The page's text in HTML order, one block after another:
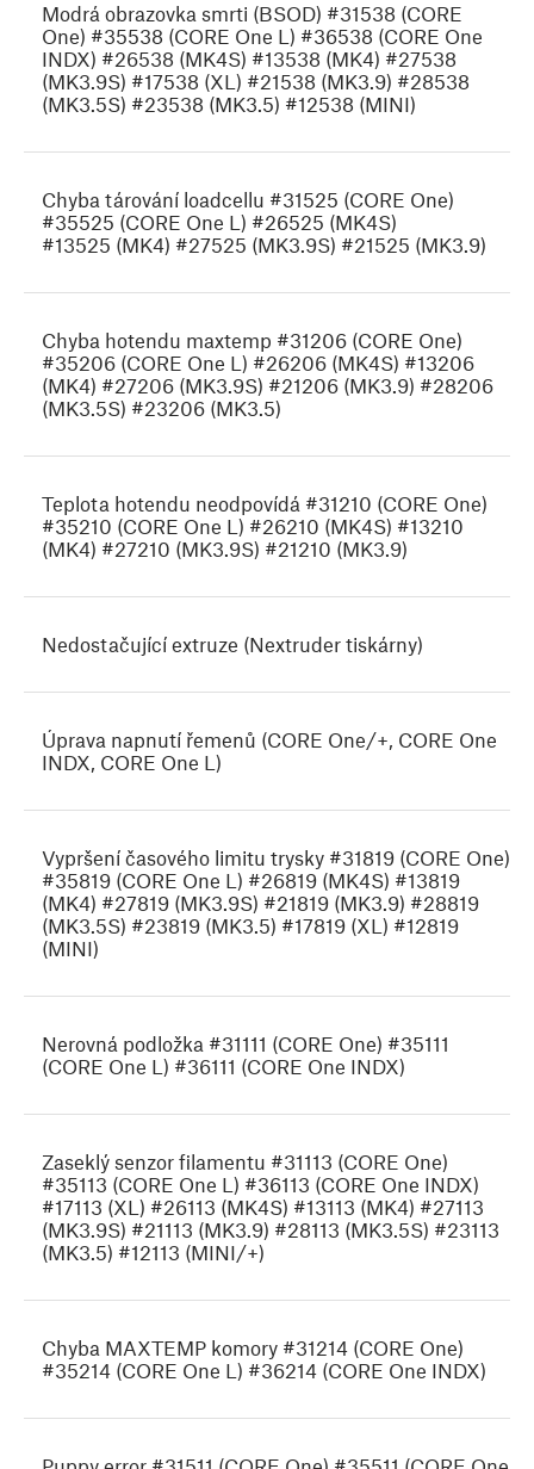
Modrá obrazovka smrti (BSOD) #31538 (CORE
One) #35538 (CORE One L) #36538 (CORE One
INDX) #26538 (MK4S) #13538 (MK4) #27538
(MK3.9S) #17538 (XL) #21538 (MK3.9) #28538
(MK3.5S) #23538 (MK3.5) #12538 (MINI)
Chyba tárování loadcellu #31525 (CORE One)
#35525 (CORE One L) #26525 (MK4S)
#13525 (MK4) #27525 (MK3.9S) #21525 (MK3.9)
Chyba hotendu maxtemp #31206 (CORE One)
#35206 (CORE One L) #26206 (MK4S) #13206
(MK4) #27206 (MK3.9S) #21206 (MK3.9) #28206
(MK3.5S) #23206 (MK3.5)
Teplota hotendu neodpovídá #31210 (CORE One)
#35210 (CORE One L) #26210 (MK4S) #13210
(MK4) #27210 (MK3.9S) #21210 (MK3.9)
Nedostačující extruze (Nextruder tiskárny)
Úprava napnutí řemenů (CORE One/+, CORE One
INDX, CORE One L)
Vypršení časového limitu trysky #31819 (CORE One)
#35819 (CORE One L) #26819 (MK4S) #13819
(MK4) #27819 (MK3.9S) #21819 (MK3.9) #28819
(MK3.5S) #23819 (MK3.5) #17819 (XL) #12819
(MINI)
Nerovná podložka #31111 (CORE One) #35111
(CORE One L) #36111 (CORE One INDX)
Zaseklý senzor filamentu #31113 (CORE One)
#35113 (CORE One L) #36113 (CORE One INDX)
#17113 (XL) #26113 (MK4S) #13113 (MK4) #27113
(MK3.9S) #21113 (MK3.9) #28113 (MK3.5S) #23113
(MK3.5) #12113 (MINI/+)
Chyba MAXTEMP komory #31214 (CORE One)
#35214 (CORE One L) #36214 (CORE One INDX)